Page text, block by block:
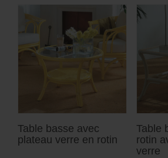
Table basse avec
plateau verre en rotin
Table
rotin
verre